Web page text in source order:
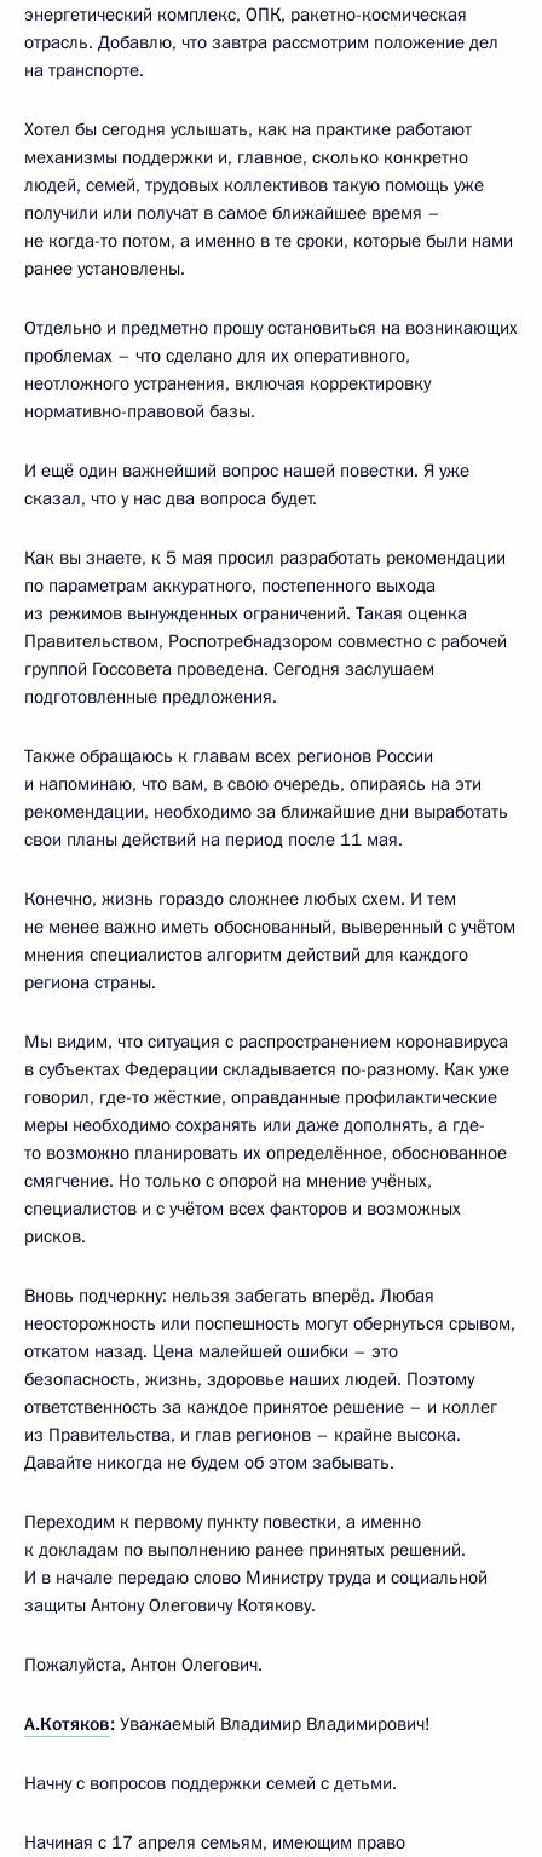
энергетический комплекс, ОПК, ракетно-космическая
отрасль. Добавлю, что завтра рассмотрим положение дел
на транспорте.
Хотел бы сегодня услышать, как на практике работают
механизмы поддержки и, главное, сколько конкретно
людей, семей, трудовых коллективов такую помощь уже
получили или получат в самое ближайшее время –
не когда-то потом, а именно в те сроки, которые были нами
ранее установлены.
Отдельно и предметно прошу остановиться на возникающих
проблемах – что сделано для их оперативного,
неотложного устранения, включая корректировку
нормативно-правовой базы.
И ещё один важнейший вопрос нашей повестки. Я уже
сказал, что у нас два вопроса будет.
Как вы знаете, к 5 мая просил разработать рекомендации
по параметрам аккуратного, постепенного выхода
из режимов вынужденных ограничений. Такая оценка
Правительством, Роспотребнадзором совместно с рабочей
группой Госсовета проведена. Сегодня заслушаем
подготовленные предложения.
Также обращаюсь к главам всех регионов России
и напоминаю, что вам, в свою очередь, опираясь на эти
рекомендации, необходимо за ближайшие дни выработать
свои планы действий на период после 11 мая.
Конечно, жизнь гораздо сложнее любых схем. И тем
не менее важно иметь обоснованный, выверенный с учётом
мнения специалистов алгоритм действий для каждого
региона страны.
Мы видим, что ситуация с распространением коронавируса
в субъектах Федерации складывается по-разному. Как уже
говорил, где-то жёсткие, оправданные профилактические
меры необходимо сохранять или даже дополнять, а где-
то возможно планировать их определённое, обоснованное
смягчение. Но только с опорой на мнение учёных,
специалистов и с учётом всех факторов и возможных
рисков.
Вновь подчеркну: нельзя забегать вперёд. Любая
неосторожность или поспешность могут обернуться срывом,
откатом назад. Цена малейшей ошибки – это
безопасность, жизнь, здоровье наших людей. Поэтому
ответственность за каждое принятое решение – и коллег
из Правительства, и глав регионов – крайне высока.
Давайте никогда не будем об этом забывать.
Переходим к первому пункту повестки, а именно
к докладам по выполнению ранее принятых решений.
И в начале передаю слово Министру труда и социальной
защиты Антону Олеговичу Котякову.
Пожалуйста, Антон Олегович.
А.Котяков: Уважаемый Владимир Владимирович!
Начну с вопросов поддержки семей с детьми.
Начиная с 17 апреля семьям, имеющим право